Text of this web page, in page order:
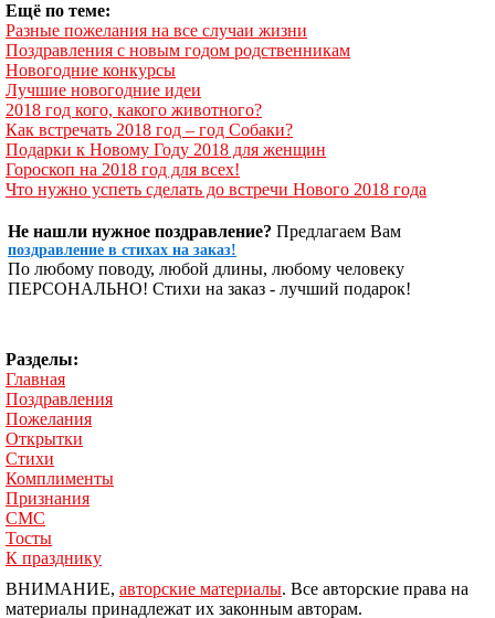
Ещё по теме:
Разные пожелания на все случаи жизни
Поздравления с новым годом родственникам
Новогодние конкурсы
Лучшие новогодние идеи
2018 год кого, какого животного?
Как встречать 2018 год – год Собаки?
Подарки к Новому Году 2018 для женщин
Гороскоп на 2018 год для всех!
Что нужно успеть сделать до встречи Нового 2018 года
Не нашли нужное поздравление? Предлагаем Вам
поздравление в стихах на заказ!
По любому поводу, любой длины, любому человеку
ПЕРСОНАЛЬНО! Стихи на заказ - лучший подарок!
Разделы:
Главная
Поздравления
Пожелания
Открытки
Стихи
Комплименты
Признания
СМС
Тосты
К празднику
ВНИМАНИЕ, авторские материалы. Все авторские права на
материалы принадлежат их законным авторам.